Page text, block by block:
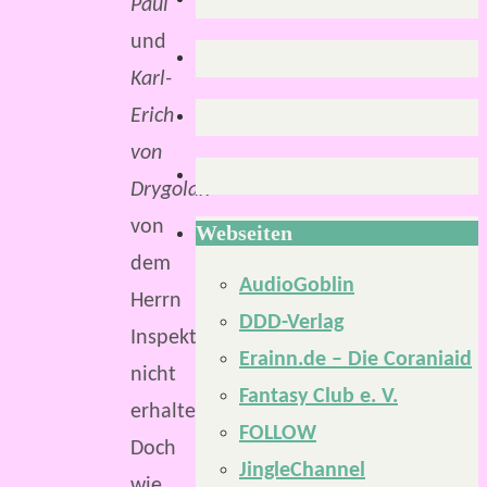
Paul
und
Karl-
Erich
von
Drygolan
von
dem
Herrn
Inspektor
nicht
erhalten.
Doch
Webseiten
AudioGoblin
DDD-Verlag
Erainn.de – Die Coraniaid
Fantasy Club e. V.
FOLLOW
JingleChannel